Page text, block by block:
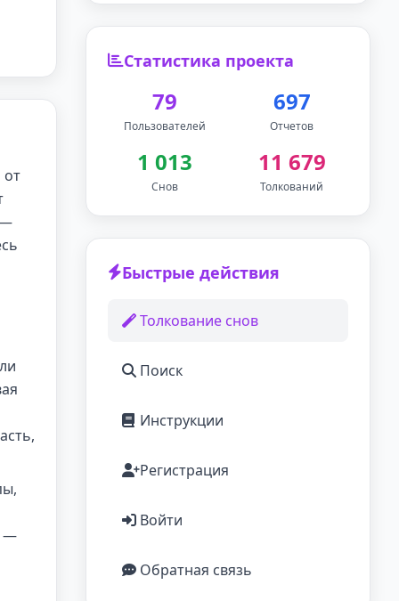
от
—
—
Статистика проекта
79
Пользователей
697
Отчетов
1 013
Снов
11 679
Толкований
Быстрые действия
Толкование снов
Поиск
Инструкции
Регистрация
Войти
Обратная связь